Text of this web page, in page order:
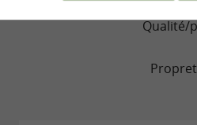
Massage
Qualité/